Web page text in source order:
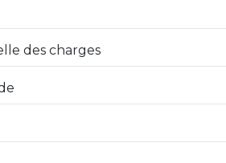
des charges